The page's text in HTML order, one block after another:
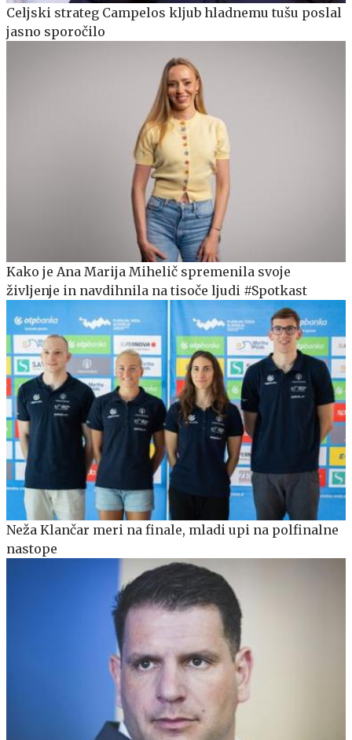
Celjski strateg Campelos kljub hladnemu tušu poslal
jasno sporočilo
Kako je Ana Marija Mihelič spremenila svoje
življenje in navdihnila na tisoče ljudi #Spotkast
Neža Klančar meri na finale, mladi upi na polfinalne
nastope